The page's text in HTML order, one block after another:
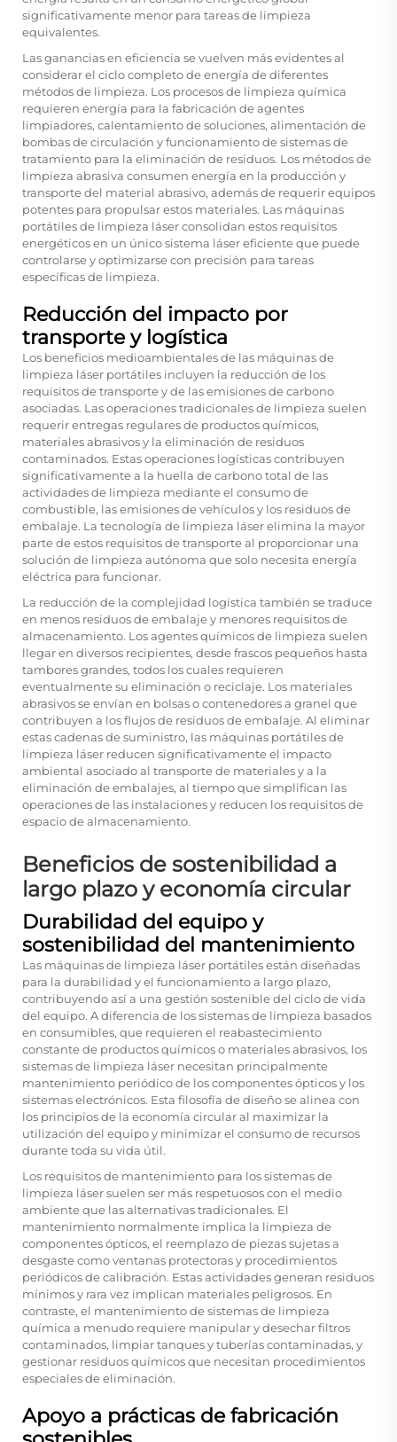
significativamente menor para tareas de limpieza
equivalentes.
Las ganancias en eficiencia se vuelven más evidentes al
considerar el ciclo completo de energía de diferentes
métodos de limpieza. Los procesos de limpieza química
requieren energía para la fabricación de agentes
limpiadores, calentamiento de soluciones, alimentación de
bombas de circulación y funcionamiento de sistemas de
tratamiento para la eliminación de residuos. Los métodos de
limpieza abrasiva consumen energía en la producción y
transporte del material abrasivo, además de requerir equipos
potentes para propulsar estos materiales. Las máquinas
portátiles de limpieza láser consolidan estos requisitos
energéticos en un único sistema láser eficiente que puede
controlarse y optimizarse con precisión para tareas
específicas de limpieza.
Reducción del impacto por
transporte y logística
Los beneficios medioambientales de las máquinas de
limpieza láser portátiles incluyen la reducción de los
requisitos de transporte y de las emisiones de carbono
asociadas. Las operaciones tradicionales de limpieza suelen
requerir entregas regulares de productos químicos,
materiales abrasivos y la eliminación de residuos
contaminados. Estas operaciones logísticas contribuyen
significativamente a la huella de carbono total de las
actividades de limpieza mediante el consumo de
combustible, las emisiones de vehículos y los residuos de
embalaje. La tecnología de limpieza láser elimina la mayor
parte de estos requisitos de transporte al proporcionar una
solución de limpieza autónoma que solo necesita energía
eléctrica para funcionar.
La reducción de la complejidad logística también se traduce
en menos residuos de embalaje y menores requisitos de
almacenamiento. Los agentes químicos de limpieza suelen
llegar en diversos recipientes, desde frascos pequeños hasta
tambores grandes, todos los cuales requieren
eventualmente su eliminación o reciclaje. Los materiales
abrasivos se envían en bolsas o contenedores a granel que
contribuyen a los flujos de residuos de embalaje. Al eliminar
estas cadenas de suministro, las máquinas portátiles de
limpieza láser reducen significativamente el impacto
ambiental asociado al transporte de materiales y a la
eliminación de embalajes, al tiempo que simplifican las
operaciones de las instalaciones y reducen los requisitos de
espacio de almacenamiento.
Beneficios de sostenibilidad a
largo plazo y economía circular
Durabilidad del equipo y
sostenibilidad del mantenimiento
Las máquinas de limpieza láser portátiles están diseñadas
para la durabilidad y el funcionamiento a largo plazo,
contribuyendo así a una gestión sostenible del ciclo de vida
del equipo. A diferencia de los sistemas de limpieza basados
en consumibles, que requieren el reabastecimiento
constante de productos químicos o materiales abrasivos, los
sistemas de limpieza láser necesitan principalmente
mantenimiento periódico de los componentes ópticos y los
sistemas electrónicos. Esta filosofía de diseño se alinea con
los principios de la economía circular al maximizar la
utilización del equipo y minimizar el consumo de recursos
durante toda su vida útil.
Los requisitos de mantenimiento para los sistemas de
limpieza láser suelen ser más respetuosos con el medio
ambiente que las alternativas tradicionales. El
mantenimiento normalmente implica la limpieza de
componentes ópticos, el reemplazo de piezas sujetas a
desgaste como ventanas protectoras y procedimientos
periódicos de calibración. Estas actividades generan residuos
mínimos y rara vez implican materiales peligrosos. En
contraste, el mantenimiento de sistemas de limpieza
química a menudo requiere manipular y desechar filtros
contaminados, limpiar tanques y tuberías contaminadas, y
gestionar residuos químicos que necesitan procedimientos
especiales de eliminación.
Apoyo a prácticas de fabricación